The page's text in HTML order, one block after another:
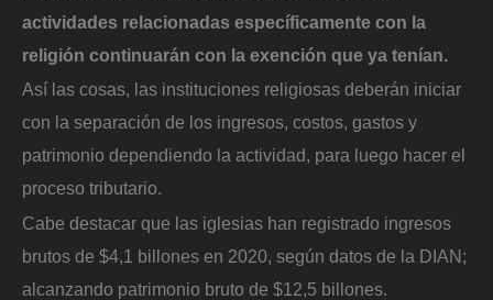
actividades relacionadas específicamente con la
religión continuarán con la exención que ya tenían.
Así las cosas, las instituciones religiosas deberán iniciar
con la separación de los ingresos, costos, gastos y
patrimonio dependiendo la actividad, para luego hacer el
proceso tributario.
Cabe destacar que las iglesias han registrado ingresos
brutos de $4,1 billones en 2020, según datos de la DIAN;
alcanzando patrimonio bruto de $12,5 billones.